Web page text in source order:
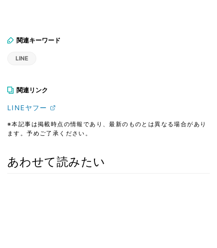
関連キーワード
LINE
関連リンク
LINEヤフー
※本記事は掲載時点の情報であり、最新のものとは異なる場合があり
ます。予めご了承ください。
あわせて読みたい